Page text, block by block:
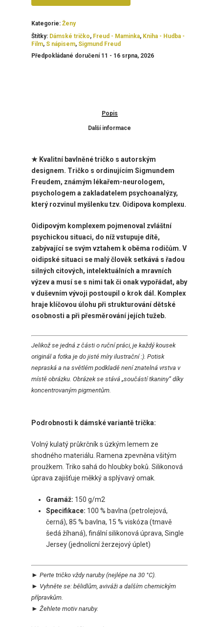
Kategorie: Ženy
Štítky: Dámské tričko, Freud - Maminka, Kniha - Hudba -
Film, S nápisem, Sigmund Freud
Předpokládané doručení 11 - 16 srpna, 2026
Popis
Další informace
★ Kvalitní bavlněné tričko s autorským
designem. Tričko s ordinujícím Sigmundem
Freudem, známým lékařem-neurologem,
psychologem a zakladatelem psychoanalýzy,
který rozvinul myšlenku tzv. Oidipova komplexu.
Oidipovým komplexem pojmenoval zvláštní
psychickou situaci, do níž vstupuje dítě,
zabývající se svým vztahem k oběma rodičům. V
oidipské situaci se malý člověk setkává s řadou
silných citových, intelektuálních a mravních
výzev a musí se s nimi tak či onak vypořádat, aby
v duševním vývoji postoupil o krok dál. Komplex
hraje klíčovou úlohu při strukturování dětské
osobnosti a při přesměrování jejích tužeb.
Jelikož se jedná z části o ruční práci, je každý kousek
originál a fotka je do jisté míry ilustrační :). Potisk
nepraská a na světlém podkladě není znatelná vrstva v
místě obrázku. Obrázek se stává „součástí tkaniny“ díky
koncentrovaným pigmentům.
Podrobnosti k dámské variantě trička:
Volný kulatý průkrčník s úzkým lemem ze
shodného materiálu. Ramena zpevněna všitým
proužkem. Triko sahá do hloubky boků. Silikonová
úprava zajišťuje měkký a splývavý omak.
Gramáž: 150 g/m2
Specifikace: 100 % bavlna (petrolejová,
černá), 85 % bavlna, 15 % viskóza (tmavě
šedá žíhaná), finální silikonová úprava, Single
Jersey (jednolícní žerzejový úplet)
► Perte tričko vždy naruby(nejlépe na 30 °C).
► Vyhněte se: bělidlům, aviváži a dalším chemickým
přípravkům.
► Žehlete motiv naruby.